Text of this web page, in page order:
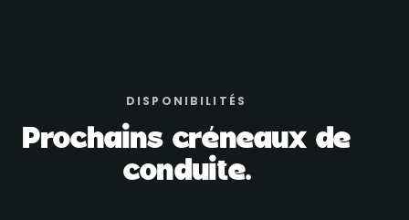
DISPONIBILITÉS
Prochains créneaux de
conduite.